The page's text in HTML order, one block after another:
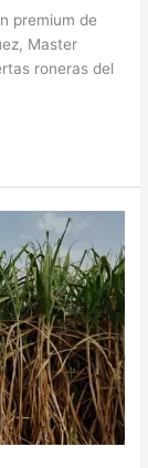
premium de
Master
roneras del